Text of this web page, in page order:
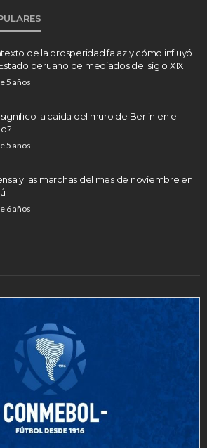
de la prosperidad falaz y cómo influyó
peruano de mediados del siglo XIX.
5 años
la caída del muro de Berlín en el
5 años
y las marchas del mes de noviembre en
6 años